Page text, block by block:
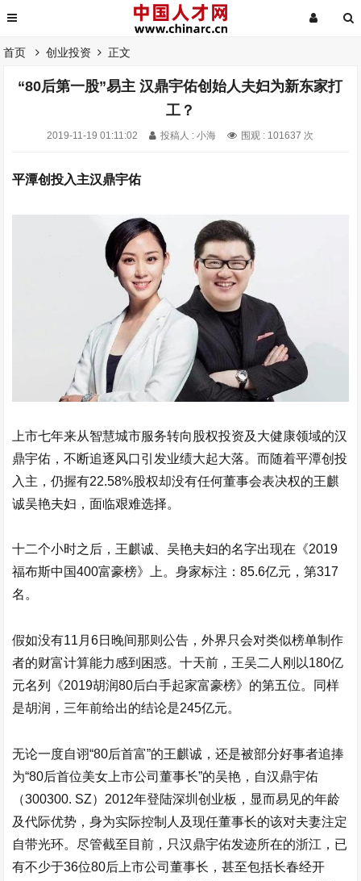
首页 创业投资 正文
“80后第一股”易主 汉鼎宇佑创始人夫妇为新东家打
工？
2019-11-19 01:11:02 投稿人 : 小海 围观 : 101637 次
平潭创投入主汉鼎宇佑
上市七年来从智慧城市服务转向股权投资及大健康领域的汉
鼎宇佑 ，不断追逐风口引发业绩大起大落。而随着平潭创投
入主，仍握有22.58%股权却没有任何董事会表决权的王麒
诚吴艳夫妇，面临艰难选择。
十二个小时之后，王麒诚、吴艳夫妇的名字出现在《2019
福布斯中国400富豪榜》上。身家标注：85.6亿元，第317
名。
假如没有11月6日晚间那则公告，外界只会对类似榜单制作
者的财富计算能力感到困惑。十天前，王吴二人刚以180亿
元名列《2019胡润80后白手起家富豪榜》的第五位。同样
是胡润，三年前给出的结论是245亿元。
无论一度自诩“80后首富”的王麒诚，还是被部分好事者追捧
为“80后首位美女上市公司董事长”的吴艳，自汉鼎宇佑
（300300. SZ）2012年登陆深圳创业板，显而易见的年龄
及代际优势，身为实际控制人及现任董事长的该对夫妻注定
自带光环。尽管截至目前，只汉鼎宇佑发迹所在的浙江，已
有不少于36位80后上市公司董事长，甚至包括长春经开